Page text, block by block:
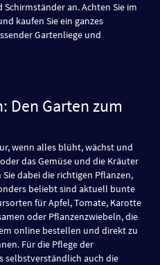
an. Achten Sie im
kaufen Sie ein ganzes
Gartenliege und
Den Garten zum
wenn alles blüht, wächst und
das Gemüse und die Kräuter
dabei die richtigen Pflanzen,
beliebt sind aktuell bunte
für Apfel, Tomate, Karotte
oder Pflanzenzwiebeln, die
online bestellen und direkt zu
Für die Pflege der
selbstverständlich auch die